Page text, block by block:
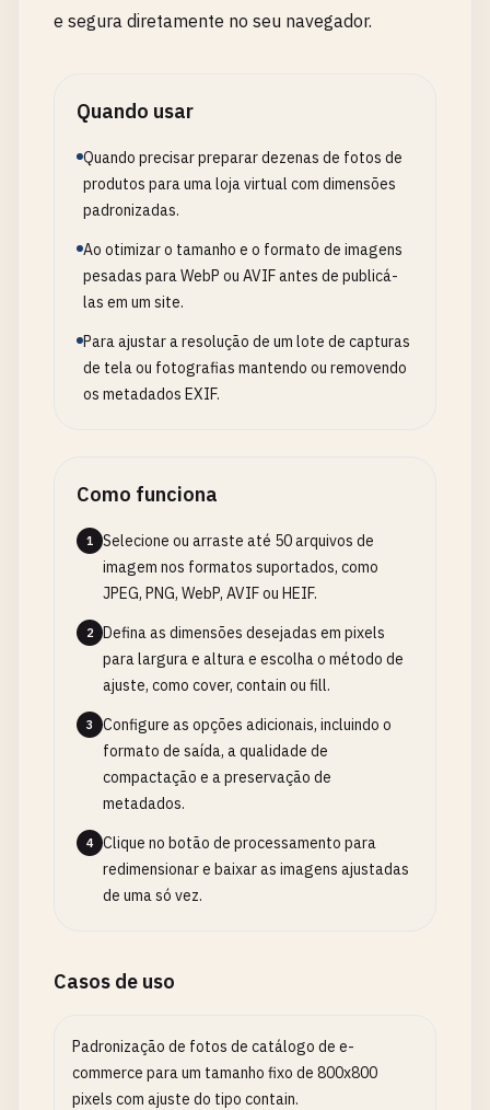
e segura diretamente no seu navegador.
Quando usar
Quando precisar preparar dezenas de fotos de
produtos para uma loja virtual com dimensões
padronizadas.
Ao otimizar o tamanho e o formato de imagens
pesadas para WebP ou AVIF antes de publicá-
las em um site.
Para ajustar a resolução de um lote de capturas
de tela ou fotografias mantendo ou removendo
os metadados EXIF.
Como funciona
1
Selecione ou arraste até 50 arquivos de
imagem nos formatos suportados, como
JPEG, PNG, WebP, AVIF ou HEIF.
2
Defina as dimensões desejadas em pixels
para largura e altura e escolha o método de
ajuste, como cover, contain ou fill.
3
Configure as opções adicionais, incluindo o
formato de saída, a qualidade de
compactação e a preservação de
metadados.
4
Clique no botão de processamento para
redimensionar e baixar as imagens ajustadas
de uma só vez.
Casos de uso
Padronização de fotos de catálogo de e-
commerce para um tamanho fixo de 800x800
pixels com ajuste do tipo contain.